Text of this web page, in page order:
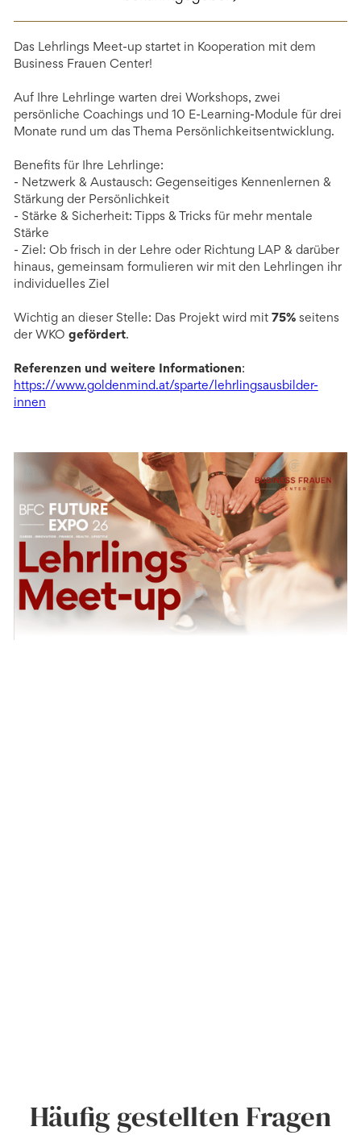
Das Lehrlings Meet-up startet in Kooperation mit dem
Business Frauen Center!
Auf Ihre Lehrlinge warten drei Workshops, zwei
persönliche Coachings und 10 E-Learning-Module für drei
Monate rund um das Thema Persönlichkeitsentwicklung.
Benefits für Ihre Lehrlinge:
- Netzwerk & Austausch: Gegenseitiges Kennenlernen &
Stärkung der Persönlichkeit
- Stärke & Sicherheit: Tipps & Tricks für mehr mentale
Stärke
- Ziel: Ob frisch in der Lehre oder Richtung LAP & darüber
hinaus, gemeinsam formulieren wir mit den Lehrlingen ihr
individuelles Ziel
Wichtig an dieser Stelle: Das Projekt wird mit 75%seitens
der WKO gefördert.
Referenzen und weitere Informationen:
https://www.goldenmind.at/sparte/lehrlingsausbilder-
innen
Häufig gestellten Fragen